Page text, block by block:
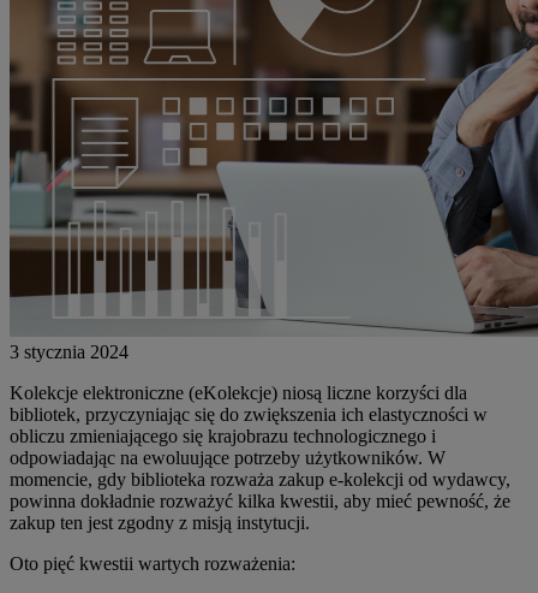
3 stycznia 2024
Kolekcje elektroniczne (eKolekcje) niosą liczne korzyści dla
bibliotek, przyczyniając się do zwiększenia ich elastyczności w
obliczu zmieniającego się krajobrazu technologicznego i
odpowiadając na ewoluujące potrzeby użytkowników. W
momencie, gdy biblioteka rozważa zakup e-kolekcji od wydawcy,
powinna dokładnie rozważyć kilka kwestii, aby mieć pewność, że
zakup ten jest zgodny z misją instytucji.
Oto pięć kwestii wartych rozważenia: